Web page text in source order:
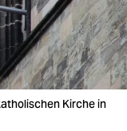
Kirche in